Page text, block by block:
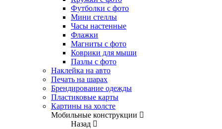
Футболки с фото
Мини стеллы
Часы настенные
Флажки
Магниты с фото
Коврики для мыши
Пазлы с фото
Наклейка на авто
Печать на шарах
Брендирование одежды
Пластиковые карты
Картины на холсте
Мобильные конструкции
Назад